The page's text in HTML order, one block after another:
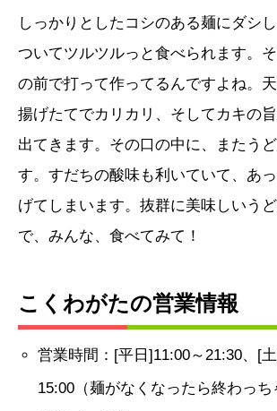
しっかりとしたコシのある麺にダシ
ついてツルツルっと食べられます。
の前で打って作ってるんですよね。
揚げたてでカリカリ、そしてカキの
出てきます。その口の中に、またう
す。すだちの酸味も利いていて、あ
げてしまいます。抜群に美味しいう
で、みんな、食べてみて！
こくわがたの営業情報
営業時間：[平日]11:00～21:30、[
15:00（麺がなくなったら終わっち